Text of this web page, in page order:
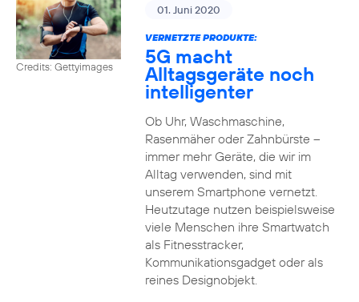
Credits: Gettyimages
01. Juni 2020
VERNETZTE PRODUKTE:
5G macht
Alltagsgeräte noch
intelligenter
Ob Uhr, Waschmaschine,
Rasenmäher oder Zahnbürste –
immer mehr Geräte, die wir im
Alltag verwenden, sind mit
unserem Smartphone vernetzt.
Heutzutage nutzen beispielsweise
viele Menschen ihre Smartwatch
als Fitnesstracker,
Kommunikationsgadget oder als
reines Designobjekt.